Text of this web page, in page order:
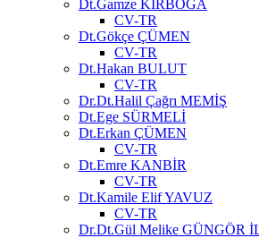
Dt.Gamze KIRBOĞA
CV-TR
Dt.Gökçe ÇÜMEN
CV-TR
Dt.Hakan BULUT
CV-TR
Dr.Dt.Halil Çağrı MEMİŞ
Dt.Ege SÜRMELİ
Dt.Erkan ÇÜMEN
CV-TR
Dt.Emre KANBİR
CV-TR
Dt.Kamile Elif YAVUZ
CV-TR
Dr.Dt.Gül Melike GÜNGÖR